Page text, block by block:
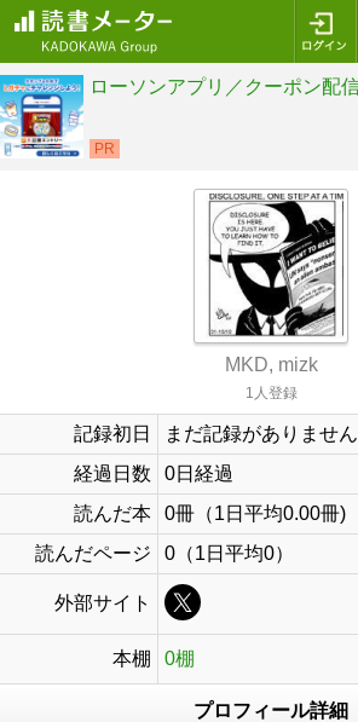
MKD, mizk
1人登録
記録初日
まだ記録がありません
経過日数
0日経過
読んだ本
0冊（1日平均0.00冊)
読んだページ
0（1日平均0）
外部サイト
本棚 0棚
プロフィール詳細